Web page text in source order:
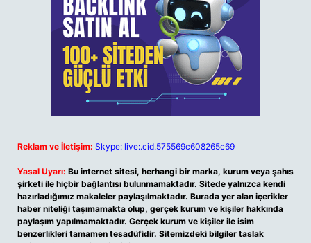
Reklam ve İletişim: Skype: live:.cid.575569c608265c69
Yasal Uyarı: Bu internet sitesi, herhangi bir marka, kurum veya şahıs
şirketi ile hiçbir bağlantısı bulunmamaktadır. Sitede yalnızca kendi
hazırladığımız makaleler paylaşılmaktadır. Burada yer alan içerikler
haber niteliği taşımamakta olup, gerçek kurum ve kişiler hakkında
paylaşım yapılmamaktadır. Gerçek kurum ve kişiler ile isim
benzerlikleri tamamen tesadüfidir. Sitemizdeki bilgiler taslak